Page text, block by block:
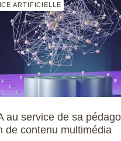
ARTIFICIELLE
au service de sa
de contenu multimédia